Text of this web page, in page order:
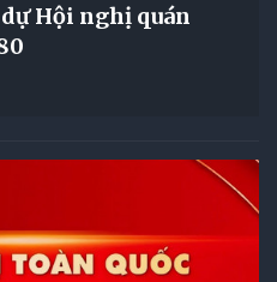
Hội nghị quán